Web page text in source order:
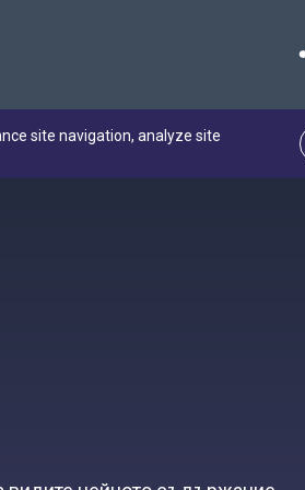
site navigation, analyze site